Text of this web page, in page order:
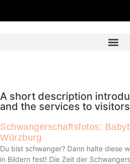
A short description
and the services to
Schwangerschaftsfotos:
Würzburg
Du bist schwanger? Dann halte diese
in Bildern fest! Die Zeit der